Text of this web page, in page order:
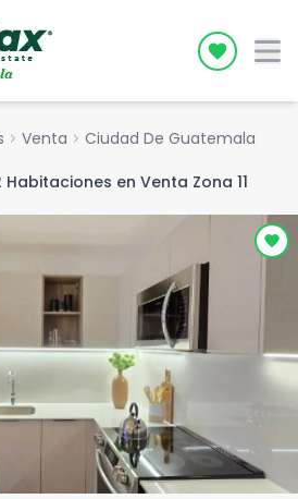
Icon
chevron_right Venta chevron_right Ciudad De Guatemala
en Venta Zona 11